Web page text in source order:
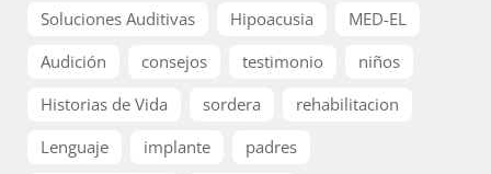
Soluciones Auditivas
Hipoacusia
MED-EL
Audición
consejos testimonio
niños
Historias de Vida
sordera
rehabilitacion
Lenguaje
implante
padres